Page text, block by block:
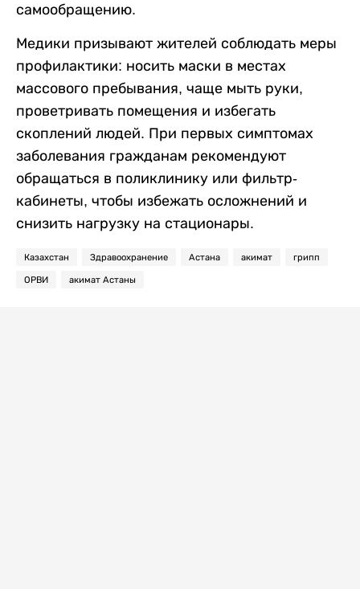
самообращению.
Медики призывают жителей соблюдать меры
профилактики: носить маски в местах
массового пребывания, чаще мыть руки,
проветривать помещения и избегать
скоплений людей. При первых симптомах
заболевания гражданам рекомендуют
обращаться в поликлинику или фильтр-
кабинеты, чтобы избежать осложнений и
снизить нагрузку на стационары.
Казахстан Здравоохранение Астана акимат грипп
ОРВИ акимат Астаны